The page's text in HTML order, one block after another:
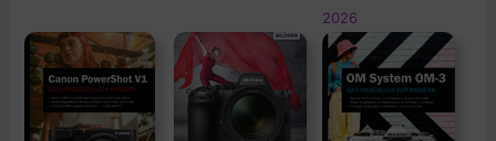
2026